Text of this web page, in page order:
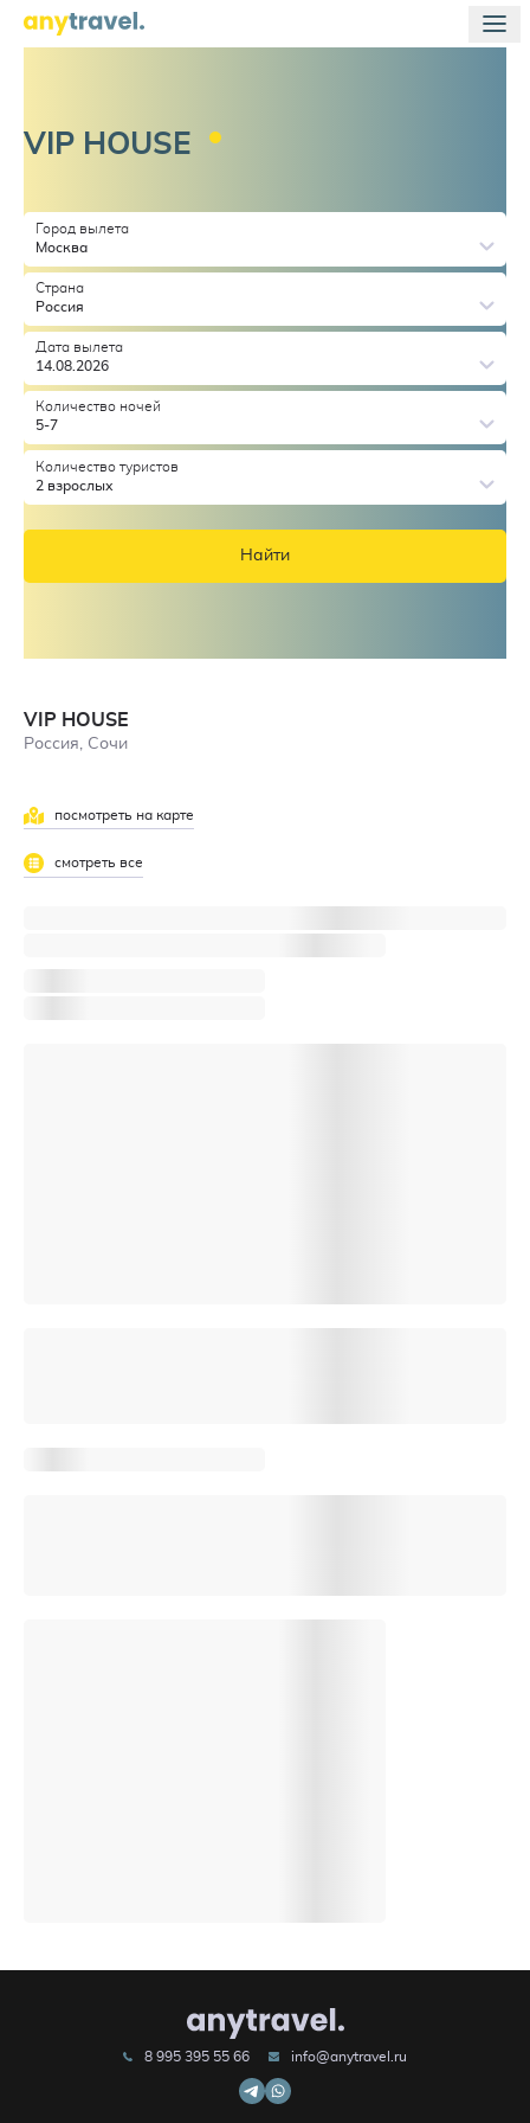
VIP HOUSE
Город вылета
Москва
Страна
Россия
Дата вылета
14.08.2026
Количество ночей
5-7
Количество туристов
2 взрослых
Найти
VIP HOUSE
Россия, Сочи
посмотреть на карте
смотреть все
8 995 395 55 66 info@anytravel.ru